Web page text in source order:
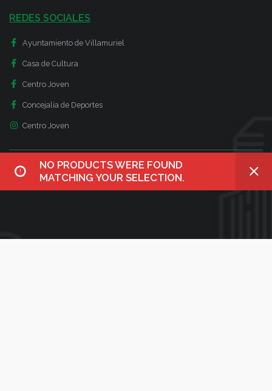
NO PRODUCTS WERE FOUND
MATCHING YOUR SELECTION.
REDES SOCIALES
Ayuntamiento de Villamuriel
Casa de Cultura
Centro Joven
Concejalía de Deportes
Centro Joven